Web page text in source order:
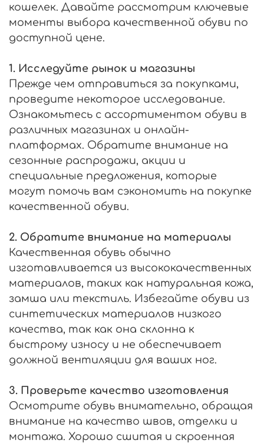
кошелек. Давайте рассмотрим ключевые
моменты выбора качественной обуви по
доступной цене.
1. Исследуйте рынок и магазины
Прежде чем отправиться за покупками,
проведите некоторое исследование.
Ознакомьтесь с ассортиментом обуви в
различных магазинах и онлайн-
платформах. Обратите внимание на
сезонные распродажи, акции и
специальные предложения, которые
могут помочь вам сэкономить на покупке
качественной обуви.
2. Обратите внимание на материалы
Качественная обувь обычно
изготавливается из высококачественных
материалов, таких как натуральная кожа,
замша или текстиль. Избегайте обуви из
синтетических материалов низкого
качества, так как она склонна к
быстрому износу и не обеспечивает
должной вентиляции для ваших ног.
3. Проверьте качество изготовления
Осмотрите обувь внимательно, обращая
внимание на качество швов, отделки и
монтажа. Хорошо сшитая и скроенная